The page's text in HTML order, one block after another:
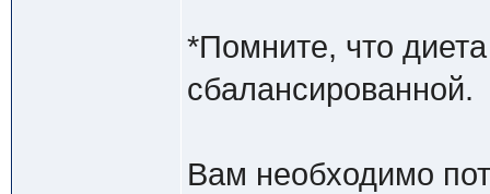
*Помните, что
сбалансированной.
Вам необходимо